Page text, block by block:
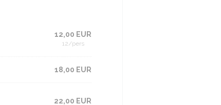
12,00 EUR
12/pers
18,00 EUR
22,00 EUR